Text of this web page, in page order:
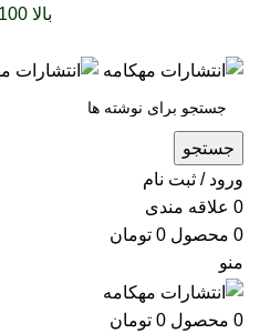
بالا 100 هزار تومان
جستجو
ورود / ثبت نام
0 علاقه مندی
0 محصول 0 تومان
منو
0 محصول 0 تومان